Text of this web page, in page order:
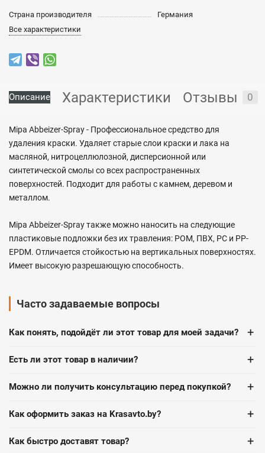
Страна производителя
Германия
Все характеристики
Описание Характеристики Отзывы 0
Mipa Abbeizer-Spray - Профессиональное средство для
удаления краски. Удаляет старые слои краски и лака на
масляной, нитроцеллюлозной, дисперсионной или
синтетической смолы со всех распространенных
поверхностей. Подходит для работы с камнем, деревом и
металлом.
Mipa Abbeizer-Spray также можно наносить на следующие
пластиковые подложки без их травления: POM, ПВХ, PC и PP-
EPDM. Отличается стойкостью на вертикальных поверхностях.
Имеет высокую разрешающую способность.
Часто задаваемые вопросы
Как понять, подойдёт ли этот товар для моей задачи? +
Есть ли этот товар в наличии? +
Можно ли получить консультацию перед покупкой? +
Как оформить заказ на Krasavto.by? +
Как быстро доставят товар? +